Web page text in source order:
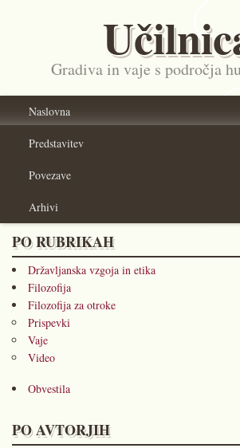
Gradiva in vaje s področja
Naslovna
Predstavitev
Povezave
Arhivi
PO RUBRIKAH
Državljanska vzgoja in etika
Filozofija
Filozofija za otroke
Prispevki
Vaje
Video
Obvestila
PO AVTORJIH